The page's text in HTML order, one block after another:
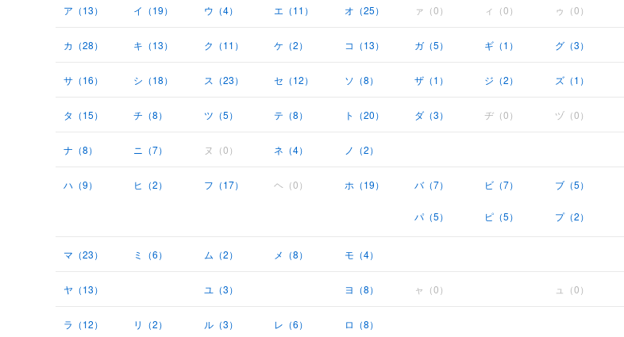
ア（13） イ（19） ウ（4） エ（11） オ（25）
カ（28） キ（13） ク（11） ケ（2） コ（13） ガ（5） ギ（1） グ（3）
サ（16） シ（18） ス（23） セ（12） ソ（8） ザ（1） ジ（2） ズ（1）
タ（15） チ（8） ツ（5） テ（8） ト（20） ダ（3） ヂ（0） ヅ（0）
ナ（8） ニ（7） ヌ（0） ネ（4） ノ（2）
ハ（9） ヒ（2） フ（17） ヘ（0） ホ（19） バ（7） ビ（7） ブ（5）
パ（5） ピ（5） プ（2）
マ（23） ミ（6） ム（2） メ（8） モ（4）
ヤ（13） ユ（3） ヨ（8）
ラ（12） リ（2） ル（3） レ（6） ロ（8）
ァ（0） ィ（0） ゥ（0）
ャ（0） ュ（0）